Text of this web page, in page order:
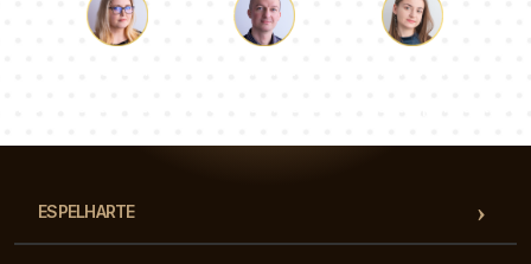
ESPELHARTE